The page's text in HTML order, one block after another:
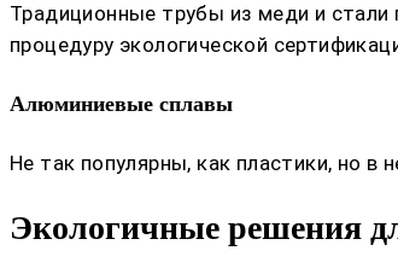
Традиционные трубы из меди и
процедуру экологической
Алюминиевые сплавы
Не так популярны, как пластики, но в
Экологичные решения